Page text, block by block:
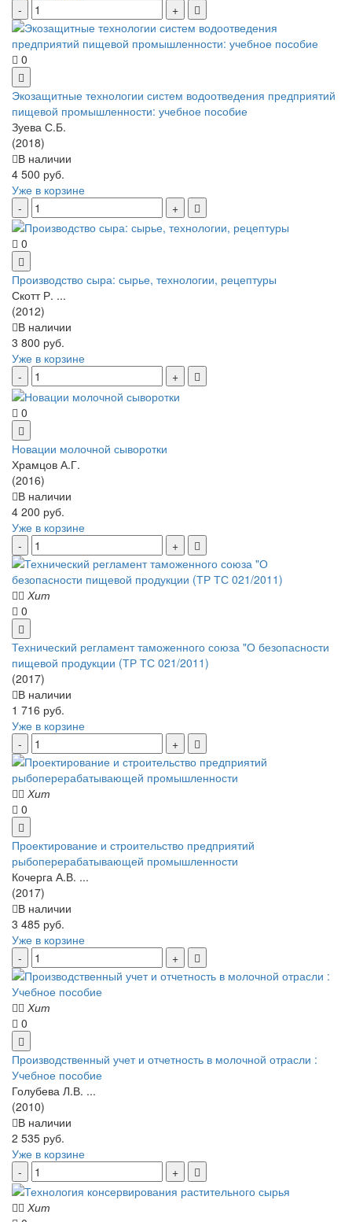
0
Экозащитные технологии систем водоотведения предприятий
пищевой промышленности: учебное пособие
Зуева С.Б.
(2018)
В наличии
4 500 руб.
Уже в корзине
0
Производство сыра: сырье, технологии, рецептуры
Скотт Р. ...
(2012)
В наличии
3 800 руб.
Уже в корзине
0
Новации молочной сыворотки
Храмцов А.Г.
(2016)
В наличии
4 200 руб.
Уже в корзине
Хит
0
Технический регламент таможенного союза "О безопасности
пищевой продукции (ТР ТС 021/2011)
(2017)
В наличии
1 716 руб.
Уже в корзине
Хит
0
Проектирование и строительство предприятий
рыбоперерабатывающей промышленности
Кочерга А.В. ...
(2017)
В наличии
3 485 руб.
Уже в корзине
Хит
0
Производственный учет и отчетность в молочной отрасли :
Учебное пособие
Голубева Л.В. ...
(2010)
В наличии
2 535 руб.
Уже в корзине
Хит